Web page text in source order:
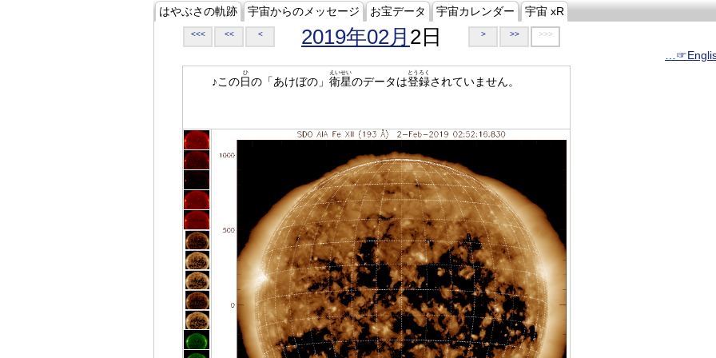
はやぶさの軌跡 宇宙からのメッセージ お宝データ 宇宙カレンダー 宇宙 xR
<<< << < 2019年02月 2日 > >> >>>
♪この日
ひ
の「あけぼの」 衛星
えいせい
のデータは登録
とうろく
されていません。